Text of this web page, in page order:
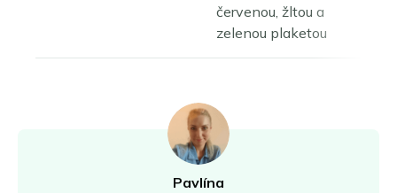
červenou, žltou a
zelenou plaketou
Pavlína